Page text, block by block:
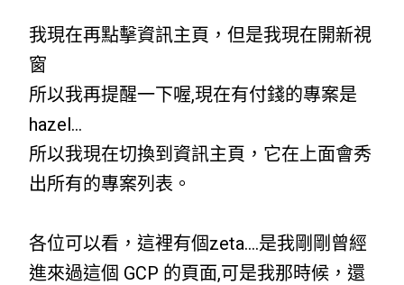
我現在再點擊資訊主頁，但是我現在開新視
窗
所以我再提醒一下喔,現在有付錢的專案是
hazel…
所以我現在切換到資訊主頁，它在上面會秀
出所有的專案列表。
各位可以看，這裡有個zeta….是我剛剛曾經
進來過這個 GCP 的頁面,可是我那時候，還